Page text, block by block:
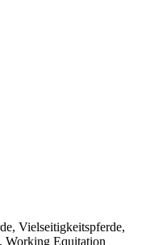
Vielseitigkeitspferde,
Working Equitation